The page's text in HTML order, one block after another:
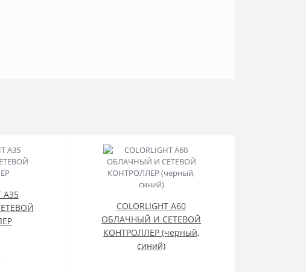
A35
COLORLIGHT A60
ОБЛАЧНЫЙ И СЕТЕВОЙ
КОНТРОЛЛЕР (черный,
синий)